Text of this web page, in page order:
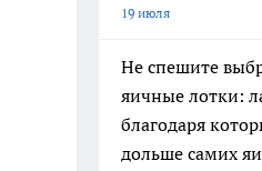
19 июля
Не спешите
яичные лотки:
благодаря
дольше самих